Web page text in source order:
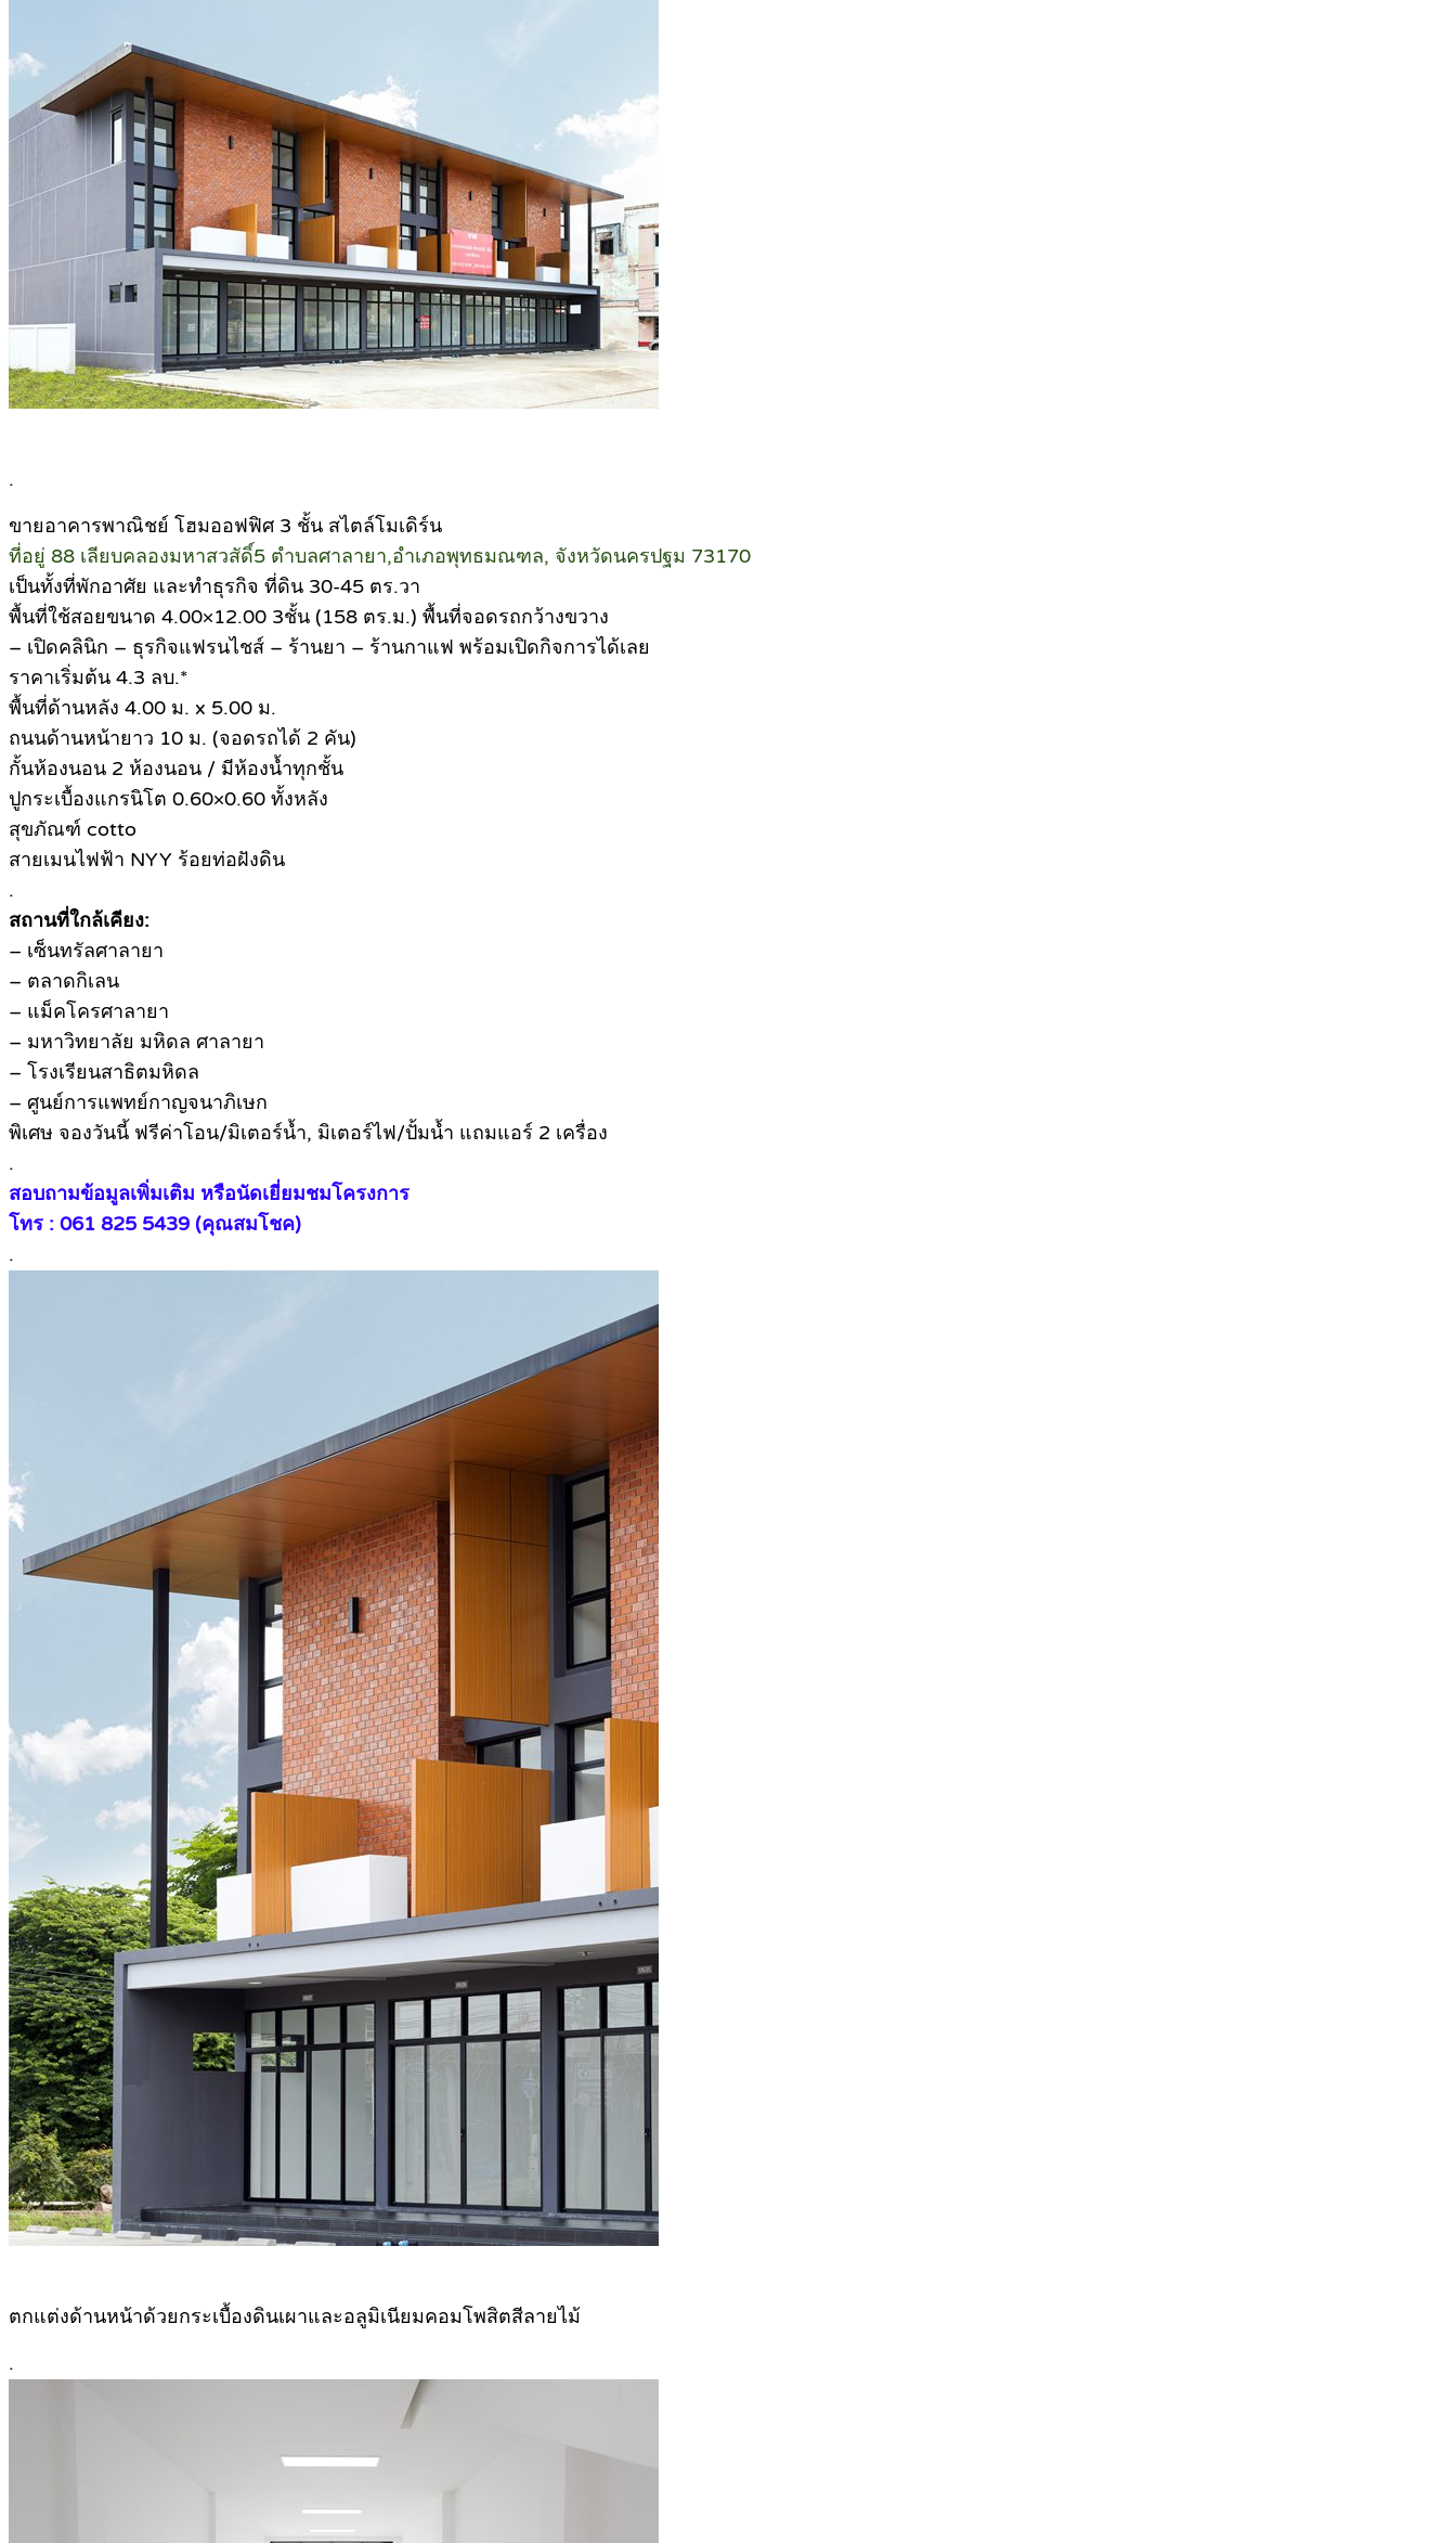
.
ขายอาคารพาณิชย์ โฮมออฟฟิศ 3 ชั้น สไตล์โมเดิร์น
ที่อยู่ 88 เลียบคลองมหาสวสัดิ์5 ตำบลศาลายา,อำเภอพุทธมณฑล, จังหวัดนครปฐม 73170
เป็นทั้งที่พักอาศัย และทำธุรกิจ ที่ดิน 30-45 ตร.วา
พื้นที่ใช้สอยขนาด 4.00×12.00 3ชั้น (158 ตร.ม.) พื้นที่จอดรถกว้างขวาง
– เปิดคลินิก – ธุรกิจแฟรนไชส์ – ร้านยา – ร้านกาแฟ พร้อมเปิดกิจการได้เลย
ราคาเริ่มต้น 4.3 ลบ.*
พื้นที่ด้านหลัง 4.00 ม. x 5.00 ม.
ถนนด้านหน้ายาว 10 ม. (จอดรถได้ 2 คัน)
กั้นห้องนอน 2 ห้องนอน / มีห้องน้ำทุกชั้น
ปูกระเบื้องแกรนิโต 0.60×0.60 ทั้งหลัง
สุขภัณฑ์ cotto
สายเมนไฟฟ้า NYY ร้อยท่อฝังดิน
.
สถานที่ใกล้เคียง:
– เซ็นทรัลศาลายา
– ตลาดกิเลน
– แม็คโครศาลายา
– มหาวิทยาลัย มหิดล ศาลายา
– โรงเรียนสาธิตมหิดล
– ศูนย์การแพทย์กาญจนาภิเษก
พิเศษ จองวันนี้ ฟรีค่าโอน/มิเตอร์น้ำ, มิเตอร์ไฟ/ปั้มน้ำ แถมแอร์ 2 เครื่อง
.
สอบถามข้อมูลเพิ่มเติม หรือนัดเยี่ยมชมโครงการ
โทร : 061 825 5439 (คุณสมโชค)
.
ตกแต่งด้านหน้าด้วยกระเบื้องดินเผาและอลูมิเนียมคอมโพสิตสีลายไม้
.